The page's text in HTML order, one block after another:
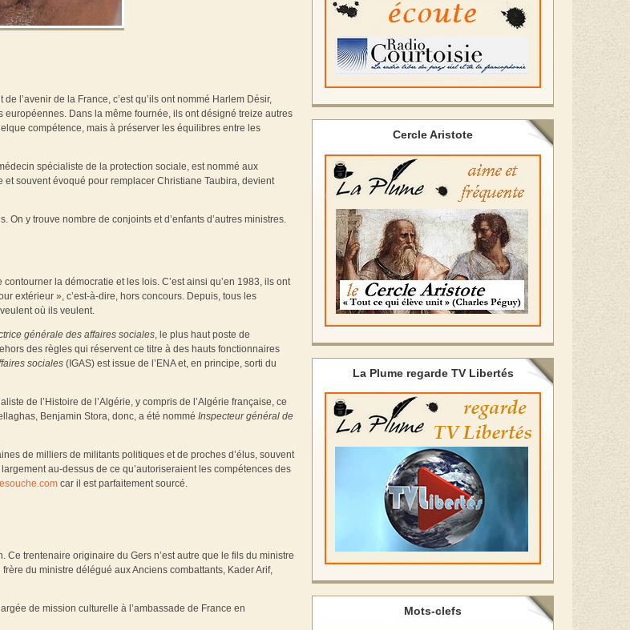
l’avenir de la France, c’est qu’ils ont nommé Harlem Désir,
Dans la même fournée, ils ont désigné treize autres
compétence, mais à préserver les équilibres entre les
spécialiste de la protection sociale, est nommé aux
souvent évoqué pour remplacer Christiane Taubira, devient
On y trouve nombre de conjoints et d’enfants d’autres ministres.
la démocratie et les lois. C’est ainsi qu’en 1983, ils ont
extérieur », c’est-à-dire, hors concours. Depuis, tous les
où ils veulent.
générale des affaires sociales, le plus haut poste de
des règles qui réservent ce titre à des hauts fonctionnaires
sociales (IGAS) est issue de l’ENA et, en principe, sorti du
de l’Histoire de l’Algérie, y compris de l’Algérie française, ce
Benjamin Stora, donc, a été nommé Inspecteur général de
de milliers de militants politiques et de proches d’élus, souvent
au-dessus de ce qu’autoriseraient les compétences des
car il est parfaitement sourcé.
trentenaire originaire du Gers n’est autre que le fils du ministre
du ministre délégué aux Anciens combattants, Kader Arif,
de mission culturelle à l’ambassade de France en
Cercle Aristote
La Plume regarde TV Libertés
Mots-clefs